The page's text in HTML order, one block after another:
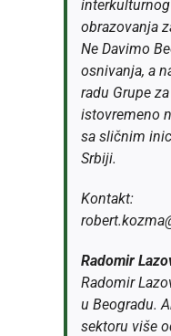
obrazovanja
Ne Davimo
osnivanja, a
radu Grupe
istovremeno
sa sličnim
Srbiji.
Kontakt:
Radomir
Radomir
u Beogradu.
sektoru više